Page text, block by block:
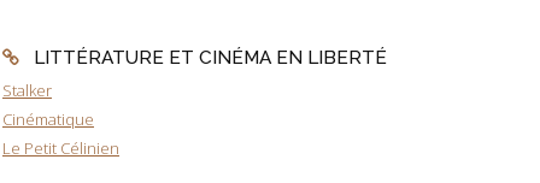
LITTÉRATURE ET CINÉMA EN LIBERTÉ
Stalker
Cinématique
Le Petit Célinien